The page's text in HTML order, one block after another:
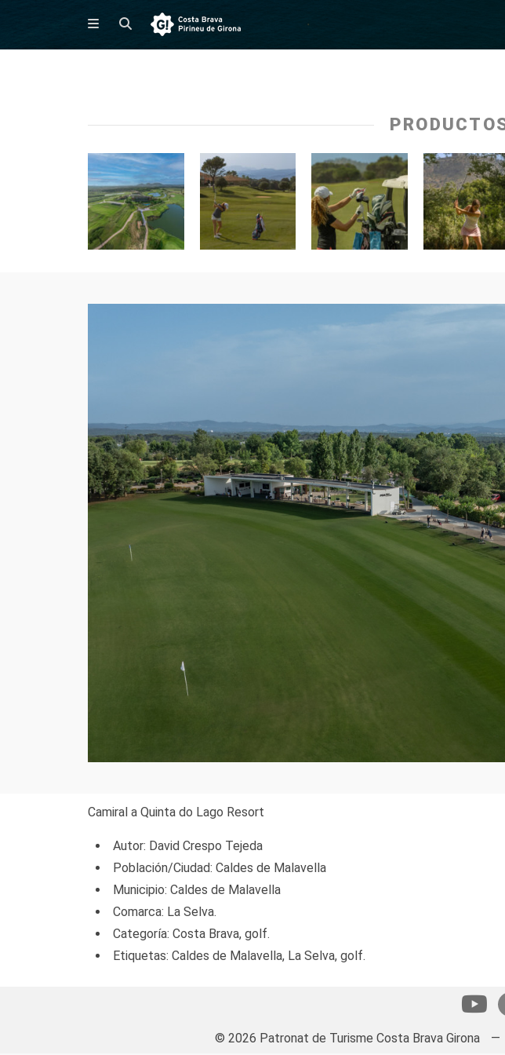
Camiral a Quinta do Lago Resort
Autor: David Crespo Tejeda
Población/Ciudad: Caldes de Malavella
Municipio: Caldes de Malavella
Comarca: La Selva.
Categoría: Costa Brava, golf.
Etiquetas: Caldes de Malavella, La Selva, golf.
© 2026 Patronat de Turisme Costa Brava Girona —